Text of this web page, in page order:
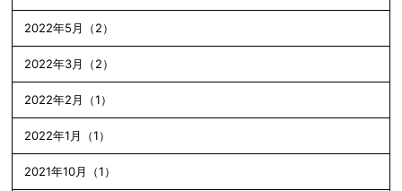
2022年5月（2）
2022年3月（2）
2022年2月（1）
2022年1月（1）
2021年10月（1）